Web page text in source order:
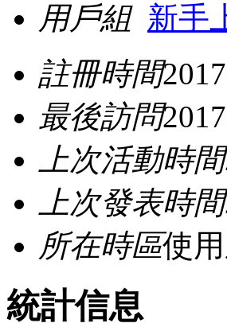
用戶組 新手
註冊時間
最後訪問
上次活動時間
上次發表時間
所在時區使
統計信息